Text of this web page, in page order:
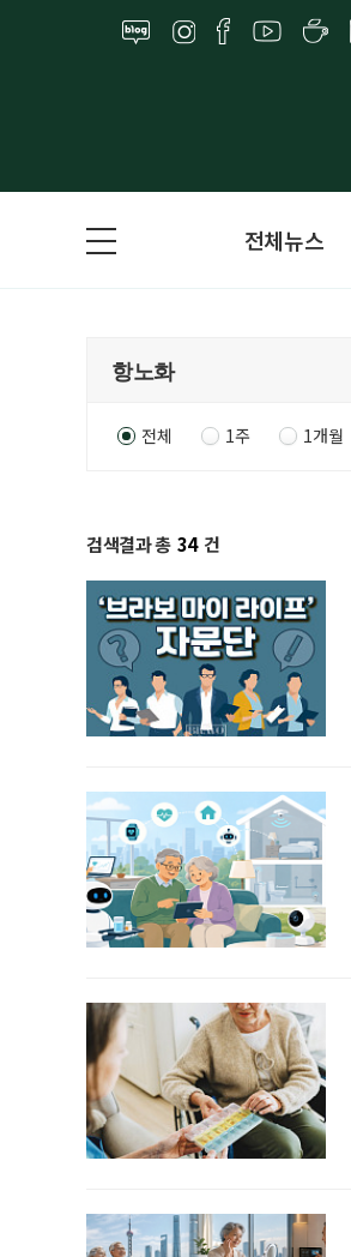
전체뉴스
전체 1주 1개월
검색결과 총 34 건